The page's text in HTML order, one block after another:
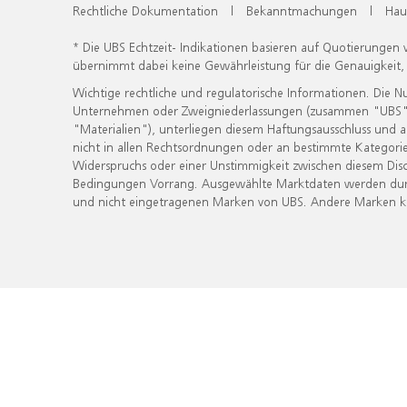
Rechtliche Dokumentation | Bekanntmachungen |
* Die UBS Echtzeit- Indikationen basieren auf
übernimmt dabei keine Gewährleistung für die
Wichtige rechtliche und regulatorische Informationen. Die
Unternehmen oder Zweigniederlassungen (zusammen
"Materialien"), unterliegen diesem Haftungsausschluss
nicht in allen Rechtsordnungen oder an bestimmte
Widerspruchs oder einer Unstimmigkeit zwischen diesem
Bedingungen Vorrang. Ausgewählte Marktdaten werden
und nicht eingetragenen Marken von UBS. Andere Marken